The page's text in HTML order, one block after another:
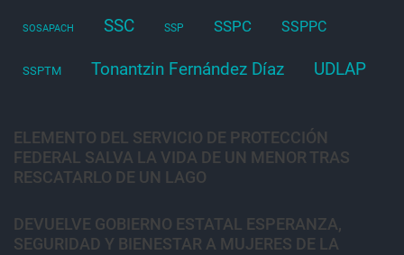
SOSAPACH SSC SSP SSPC SSPPC
SSPTM Tonantzin Fernández Díaz UDLAP
ELEMENTO DEL SERVICIO DE PROTECCIÓN
FEDERAL SALVA LA VIDA DE UN MENOR TRAS
RESCATARLO DE UN LAGO
DEVUELVE GOBIERNO ESTATAL ESPERANZA,
SEGURIDAD Y BIENESTAR A MUJERES DE LA